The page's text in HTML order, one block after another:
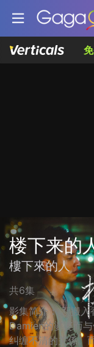
楼下来的
樓下來的人
共6集
影集简介： 新搬
Damien的婆婆而
纠缠不清的关係。